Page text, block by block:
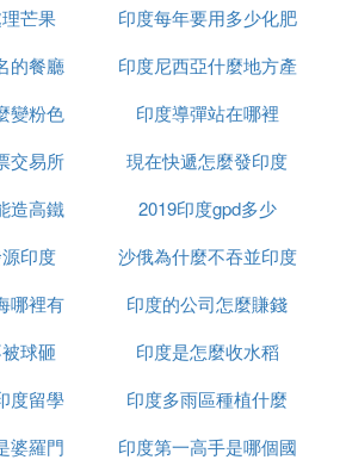
度人口增長速度有什麼特
變動的因素有哪些
口基數雖然不大，但印度人口的
發展中國家，其發展格局非常不
：經濟的發展，這是現階段印度
動力。
之其政府對醫療器械，葯品等領
度底層人民依然可以以更低的代
械，葯品等。
國內宗教信仰眾多，但主流的宗
芒果
印度每年要用多少化肥
的餐廳
印度尼西亞什麼地方產
榴槤
變粉色
印度導彈站在哪裡
交易所
現在快遞怎麼發印度
造高鐵
2019印度gpd多少
印度
沙俄為什麼不吞並印度
哪裡有
印度的公司怎麼賺錢
球砸
印度是怎麼收水稻
度留學
印度多雨區種植什麼
婆羅門
印度第一高手是哪個國